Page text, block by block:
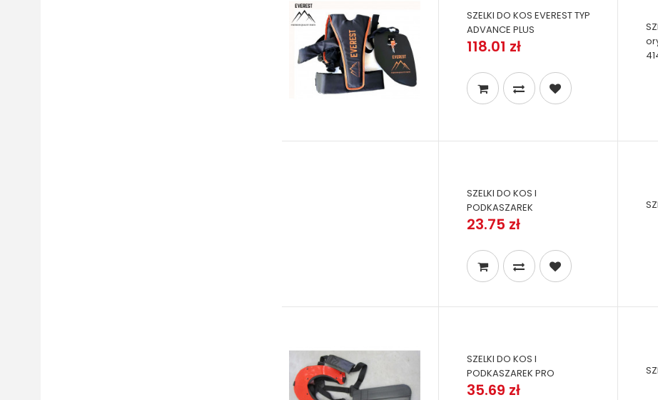
SZELKI DO KOS EVEREST TYP
ADVANCE PLUS
SZELKI DO KOS I
PODKASZAREK
SZELKI DO KOS I
PODKASZAREK PRO